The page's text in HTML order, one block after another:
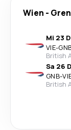
Wien -
Mi 23
VIE-
British
Sa 26
GNB-
British